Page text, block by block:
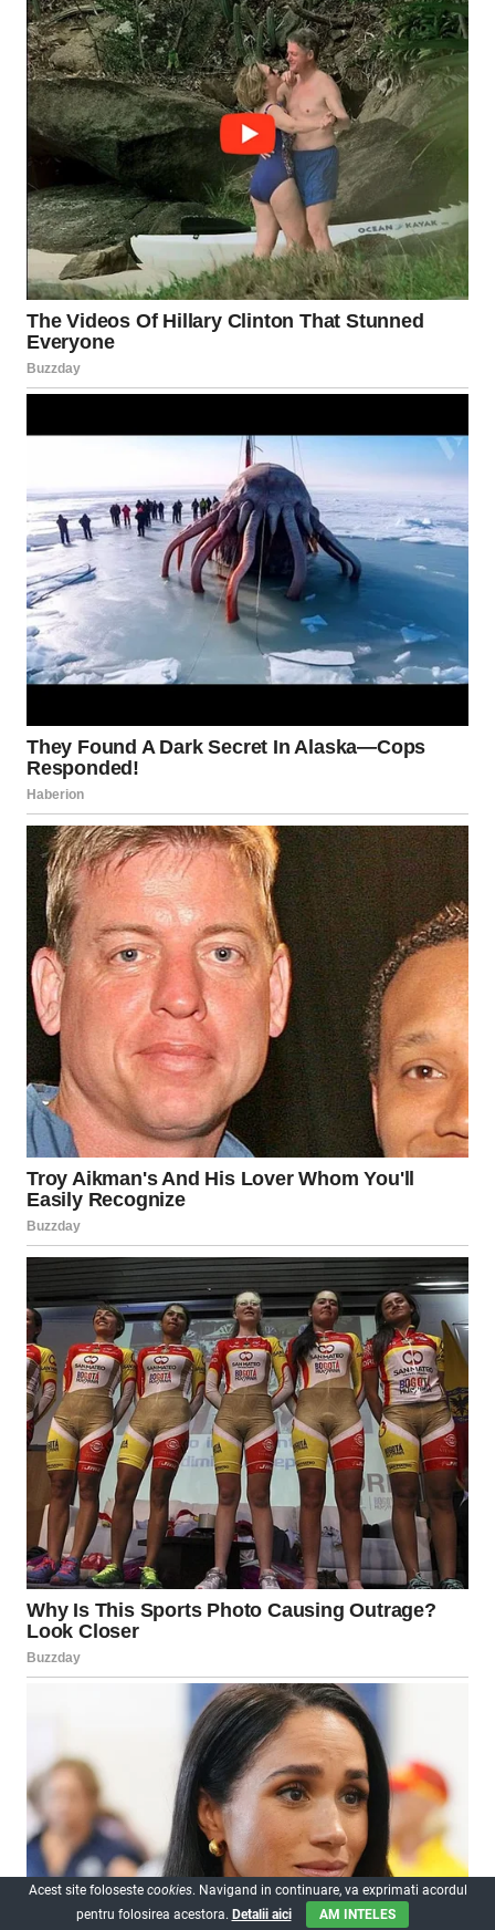
Acest site foloseste cookies. Navigand in continuare, va exprimati acordul
pentru folosirea acestora. Detalii aici AM INTELES